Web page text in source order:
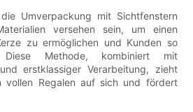
Umverpackung mit Sichtfenstern
versehen sein, um einen
zu ermöglichen und Kunden so
Diese Methode, kombiniert mit
erstklassiger Verarbeitung, zieht
vollen Regalen auf sich und fördert